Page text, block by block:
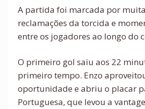
A partida foi marcada por
reclamações da torcida e
entre os jogadores ao longo do
O primeiro gol saiu aos 22
primeiro tempo. Enzo
oportunidade e abriu o placar
Portuguesa, que levou a